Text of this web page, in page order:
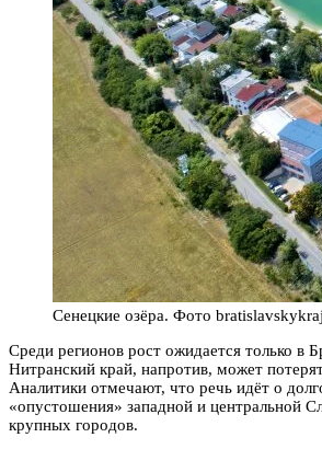
Сенецкие озёра. Фото
Среди регионов рост ожидается только в
Нитранский край, напротив, может
Аналитики отмечают, что речь идёт о
«опустошения» западной и центральной
крупных городов.